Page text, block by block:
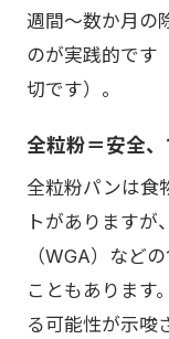
週間〜数か月の
のが実践的です
切です）。
全粒粉＝安全
全粒粉パンは食
トがあります
（WGA）など
こともあります
る可能性が示唆